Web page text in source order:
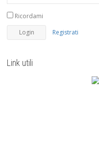
Ricordami
Registrati
Link utili